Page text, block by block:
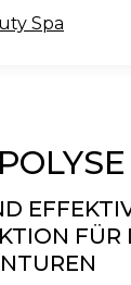
FÜR